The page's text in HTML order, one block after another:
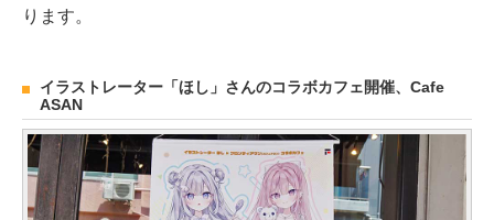
ります。
イラストレーター「ほし」さんのコラボカフェ開催、Cafe
ASAN